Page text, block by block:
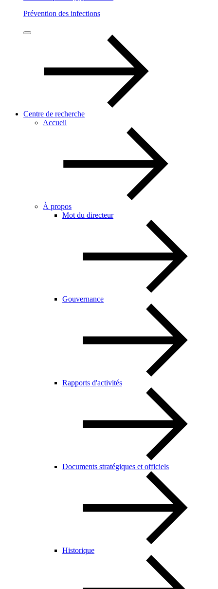
Prévention des infections
Centre de recherche
Accueil
À propos
Mot du directeur
Gouvernance
Rapports d'activités
Documents stratégiques et officiels
Historique